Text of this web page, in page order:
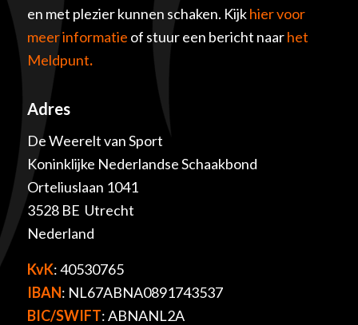
en met plezier kunnen schaken. Kijkhier voor
meer informatie of stuur een bericht naarhet
Meldpunt.
Adres
De Weerelt van Sport
Koninklijke Nederlandse Schaakbond
Orteliuslaan 1041
3528 BE Utrecht
Nederland
KvK: 40530765
IBAN: NL67ABNA0891743537
BIC/SWIFT: ABNANL2A